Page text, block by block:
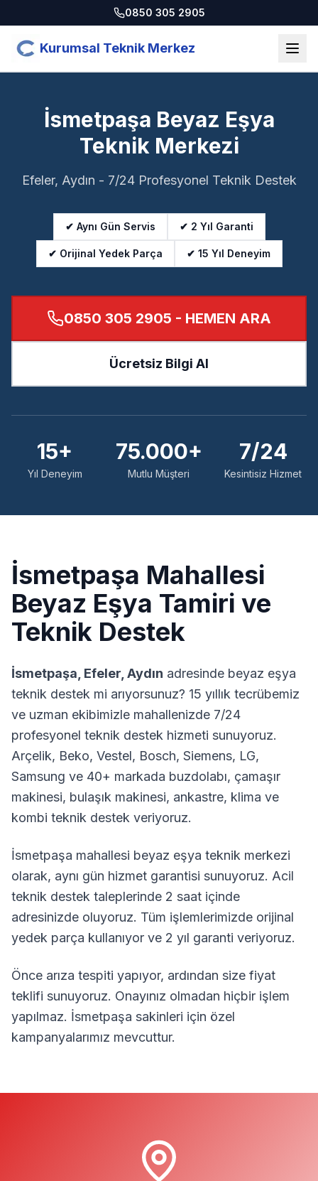
0850 305 2905
Kurumsal Teknik Merkez
İsmetpaşa Beyaz Eşya
Teknik Merkezi
Efeler, Aydın - 7/24 Profesyonel Teknik Destek
✔ Aynı Gün Servis ✔ 2 Yıl Garanti
✔ Orijinal Yedek Parça ✔ 15 Yıl Deneyim
0850 305 2905 - HEMEN ARA
Ücretsiz Bilgi Al
15+
Yıl Deneyim
75.000+
Mutlu Müşteri
7/24
Kesintisiz Hizmet
İsmetpaşa Mahallesi
Beyaz Eşya Tamiri ve
Teknik Destek
İsmetpaşa Efeler Aydın adresinde beyaz eşya
teknik destek mi arıyorsunuz? 15 yıllık tecrübemiz
ve uzman ekibimizle mahallenizde 7/24
profesyonel teknik destek hizmeti sunuyoruz.
Arçelik, Beko, Vestel, Bosch, Siemens, LG,
Samsung ve 40+ markada buzdolabı, çamaşır
makinesi, bulaşık makinesi, ankastre, klima ve
kombi teknik destek veriyoruz.
İsmetpaşa mahallesi beyaz eşya teknik merkezi
olarak, aynı gün hizmet garantisi sunuyoruz. Acil
teknik destek taleplerinde 2 saat içinde
adresinizde oluyoruz. Tüm işlemlerimizde orijinal
yedek parça kullanıyor ve 2 yıl garanti veriyoruz.
Önce arıza tespiti yapıyor, ardından size fiyat
teklifi sunuyoruz. Onayınız olmadan hiçbir işlem
yapılmaz. İsmetpaşa sakinleri için özel
kampanyalarımız mevcuttur.